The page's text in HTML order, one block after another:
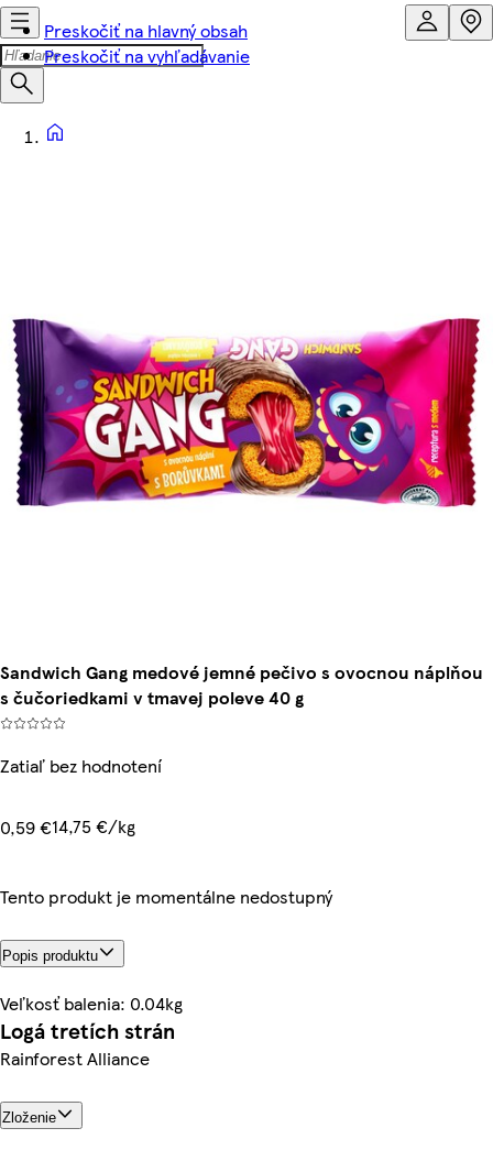
Preskočiť na hlavný obsah
Preskočiť na vyhľadávanie
Sandwich Gang medové jemné pečivo s ovocnou náplňou
s čučoriedkami v tmavej poleve 40 g
Zatiaľ bez hodnotení
0,59 €14,75 €/kg
Tento produkt je momentálne nedostupný
Popis produktu
Veľkosť balenia: 0.04kg
Logá tretích strán
Rainforest Alliance
Zloženie